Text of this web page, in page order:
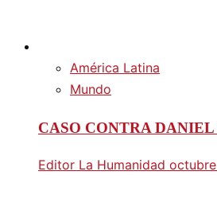
América Latina
Mundo
CASO CONTRA
Editor La Humanidad